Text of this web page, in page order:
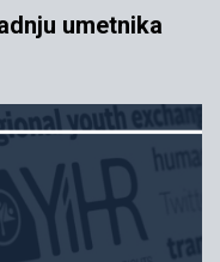
umetnika